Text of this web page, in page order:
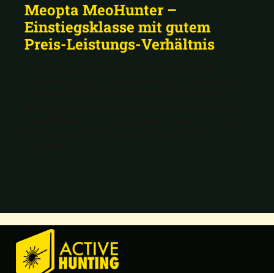
Meopta MeoHunter –
Einstiegsklasse mit gutem
Preis-Leistungs-Verhältnis